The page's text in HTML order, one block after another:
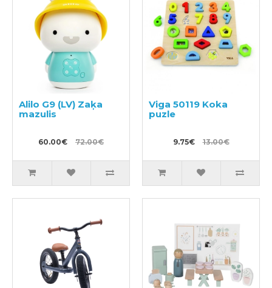
Alilo G9 (LV) Zaķa
mazulis
60.00€ 72.00€
Viga 50119 Koka
puzle
9.75€ 13.00€